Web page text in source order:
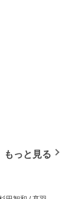
もっと見る